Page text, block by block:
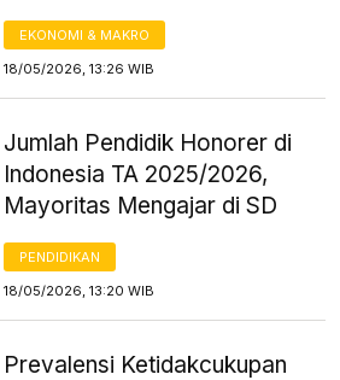
EKONOMI & MAKRO
18/05/2026, 13:26 WIB
Jumlah Pendidik Honorer di
Indonesia TA 2025/2026,
Mayoritas Mengajar di SD
PENDIDIKAN
18/05/2026, 13:20 WIB
Prevalensi Ketidakcukupan